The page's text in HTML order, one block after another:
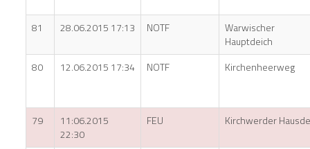
81 28.06.2015 17:13 NOTF
Warwischer
Hauptdeich
80
12.06.2015 17:34 NOTF Kirchenheerweg
79
11:06.2015
22:30
FEU Kirchwerder